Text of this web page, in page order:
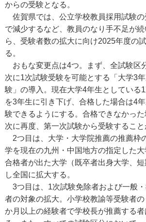
からの受験となる。
佐賀県では、公立学校教員採用試験
で減少するなど、教員のなり手不足が
ら、受験者数の拡大に向け2025年度の
る。
おもな変更点は4つ。まず、全試験区
次に1次試験受験を可能とする「大学3
験」の導入。現在大学4年生としている
を3年生に引き下げ、合格した場合は4
験できるようにする。合格できなかっ
次に再度、第一次試験から受験すること
2つ目は、大学・大学院推薦の推薦枠
学を現在の九州・中国地方の指定した
合格者が出た大学（既卒者出身大学、
し全国に拡大する。
3つ目は、1次試験免除者および一般
者の対象の拡大。小学校教諭等受験者
か月以上の経験者で学校長が推薦する